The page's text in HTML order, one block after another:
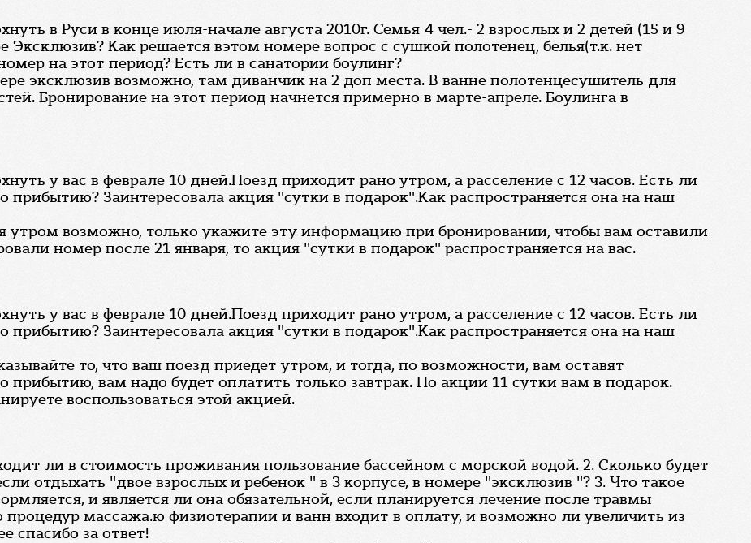
в Руси в конце июля-начале августа 2010г. Семья 4 чел.- 2 взрослых и 2 детей (15 и 9
Как решается вэтом номере вопрос с сушкой полотенец, белья(т.к. нет
на этот период? Есть ли в санатории боулинг?
эксклюзив возможно, там диванчик на 2 доп места. В ванне полотенцесушитель для
Бронирование на этот период начнется примерно в марте-апреле. Боулинга в
у вас в феврале 10 дней.Поезд приходит рано утром, а расселение с 12 часов. Есть ли
прибытию? Заинтересовала акция "сутки в подарок".Как распространяется она на наш
утром возможно, только укажите эту информацию при бронировании, чтобы вам оставили
номер после 21 января, то акция "сутки в подарок" распространяется на вас.
у вас в феврале 10 дней.Поезд приходит рано утром, а расселение с 12 часов. Есть ли
прибытию? Заинтересовала акция "сутки в подарок".Как распространяется она на наш
то, что ваш поезд приедет утром, и тогда, по возможности, вам оставят
прибытию, вам надо будет оплатить только завтрак. По акции 11 сутки вам в подарок.
воспользоваться этой акцией.
ли в стоимость проживания пользование бассейном с морской водой. 2. Сколько будет
отдыхать "двое взрослых и ребенок " в 3 корпусе, в номере "эксклюзив "? 3. Что такое
и является ли она обязательной, если планируется лечение после травмы
процедур массажа.ю физиотерапии и ванн входит в оплату, и возможно ли увеличить из
спасибо за ответ!